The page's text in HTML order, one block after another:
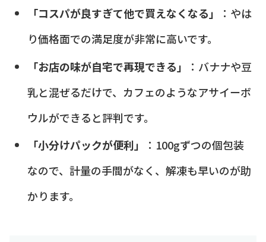
「コスパが良すぎて他で買えなくなる」
：やは
り価格面での満足度が非常に高いです。
「お店の味が自宅で再現できる」
：バナナや豆
乳と混ぜるだけで、カフェのようなアサイーボ
ウルができると評判です。
「小分けパックが便利」
：100gずつの個包装
なので、計量の手間がなく、解凍も早いのが助
かります。